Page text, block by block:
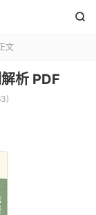

文
析 PDF
)